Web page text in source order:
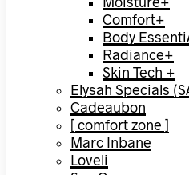
Comfort+
Body
Radiance+
Skin Tech +
Elysah Specials
Cadeaubon
[ comfort zone ]
Marc Inbane
Loveli